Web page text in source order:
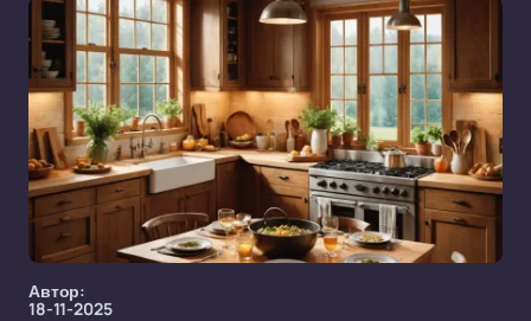
Автор:
18-11-2025